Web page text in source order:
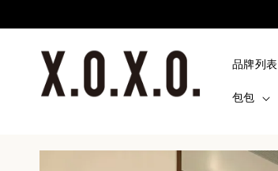
品牌列表
包包